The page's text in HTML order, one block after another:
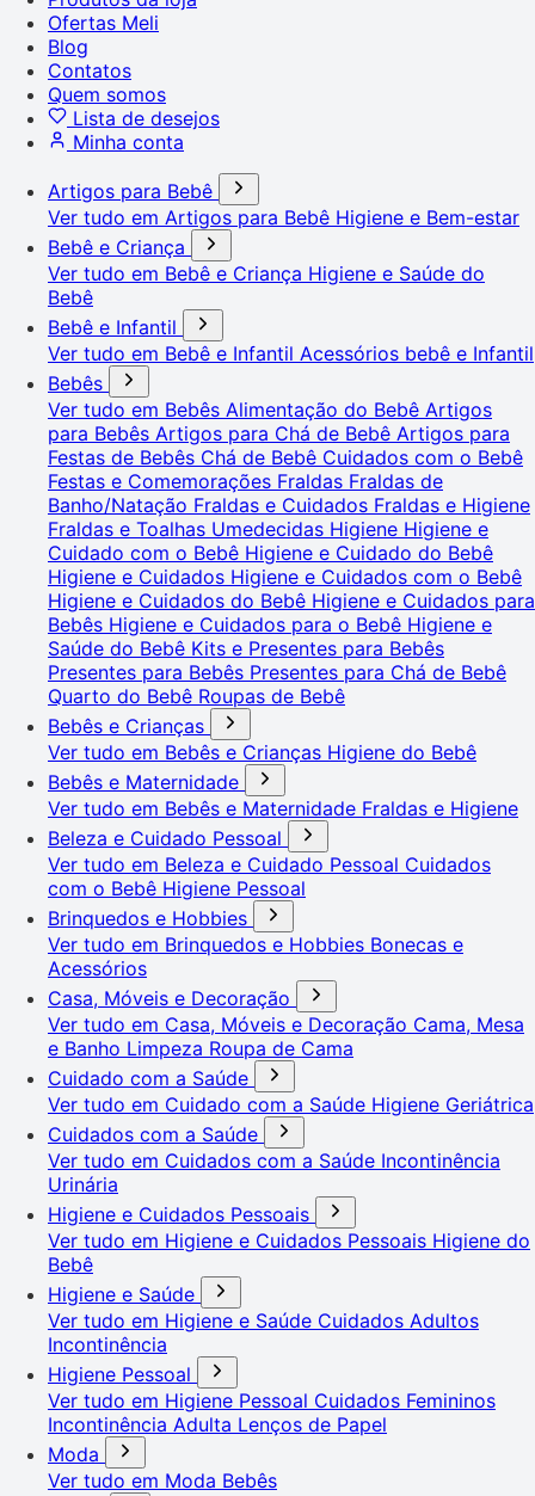
Ofertas Meli
Blog
Contatos
Quem somos
Lista de desejos
Minha conta
Artigos para Bebê
Ver tudo em Artigos para Bebê Higiene e Bem-estar
Bebê e Criança
Ver tudo em Bebê e Criança Higiene e Saúde do
Bebê
Bebê e Infantil
Ver tudo em Bebê e Infantil Acessórios bebê e Infantil
Bebês
Ver tudo em Bebês Alimentação do Bebê Artigos
para Bebês Artigos para Chá de Bebê Artigos para
Festas de Bebês Chá de Bebê Cuidados com o Bebê
Festas e Comemorações Fraldas Fraldas de
Banho/Natação Fraldas e Cuidados Fraldas e Higiene
Fraldas e Toalhas Umedecidas Higiene Higiene e
Cuidado com o Bebê Higiene e Cuidado do Bebê
Higiene e Cuidados Higiene e Cuidados com o Bebê
Higiene e Cuidados do Bebê Higiene e Cuidados para
Bebês Higiene e Cuidados para o Bebê Higiene e
Saúde do Bebê Kits e Presentes para Bebês
Presentes para Bebês Presentes para Chá de Bebê
Quarto do Bebê Roupas de Bebê
Bebês e Crianças
Ver tudo em Bebês e Crianças Higiene do Bebê
Bebês e Maternidade
Ver tudo em Bebês e Maternidade Fraldas e Higiene
Beleza e Cuidado Pessoal
Ver tudo em Beleza e Cuidado Pessoal Cuidados
com o Bebê Higiene Pessoal
Brinquedos e Hobbies
Ver tudo em Brinquedos e Hobbies Bonecas e
Acessórios
Casa, Móveis e Decoração
Ver tudo em Casa, Móveis e Decoração Cama, Mesa
e Banho Limpeza Roupa de Cama
Cuidado com a Saúde
Ver tudo em Cuidado com a Saúde Higiene Geriátrica
Cuidados com a Saúde
Ver tudo em Cuidados com a Saúde Incontinência
Urinária
Higiene e Cuidados Pessoais
Ver tudo em Higiene e Cuidados Pessoais Higiene do
Bebê
Higiene e Saúde
Ver tudo em Higiene e Saúde Cuidados Adultos
Incontinência
Higiene Pessoal
Ver tudo em Higiene Pessoal Cuidados Femininos
Incontinência Adulta Lenços de Papel
Moda
Ver tudo em Moda Bebês